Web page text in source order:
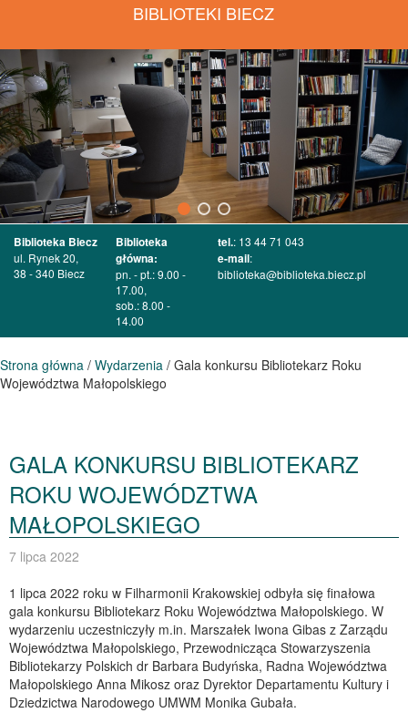
BIBLIOTEKI BIECZ
Biblioteka Biecz
ul. Rynek 20,
38 - 340 Biecz
Biblioteka
główna:
pn. - pt.: 9.00 -
17.00,
sob.: 8.00 -
14.00
tel.: 13 44 71 043
e-mail:
biblioteka@biblioteka.biecz.pl
Strona główna / Wydarzenia / Gala konkursu Bibliotekarz Roku
Województwa Małopolskiego
GALA KONKURSU BIBLIOTEKARZ
ROKU WOJEWÓDZTWA
MAŁOPOLSKIEGO
7 lipca 2022
1 lipca 2022 roku w Filharmonii Krakowskiej odbyła się finałowa
gala konkursu Bibliotekarz Roku Województwa Małopolskiego. W
wydarzeniu uczestniczyły m.in. Marszałek Iwona Gibas z Zarządu
Województwa Małopolskiego, Przewodnicząca Stowarzyszenia
Bibliotekarzy Polskich dr Barbara Budyńska, Radna Województwa
Małopolskiego Anna Mikosz oraz Dyrektor Departamentu Kultury i
Dziedzictwa Narodowego UMWM Monika Gubała.